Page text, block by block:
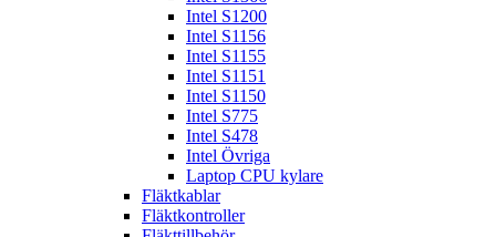
Intel S1200
Intel S1156
Intel S1155
Intel S1151
Intel S1150
Intel S775
Intel S478
Intel Övriga
Laptop CPU kylare
Fläktkablar
Fläktkontroller